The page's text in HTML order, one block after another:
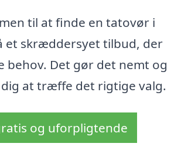
til at finde en tatovør i
et skræddersyet tilbud, der
behov. Det gør det nemt og
at træffe det rigtige valg.
og uforpligtende